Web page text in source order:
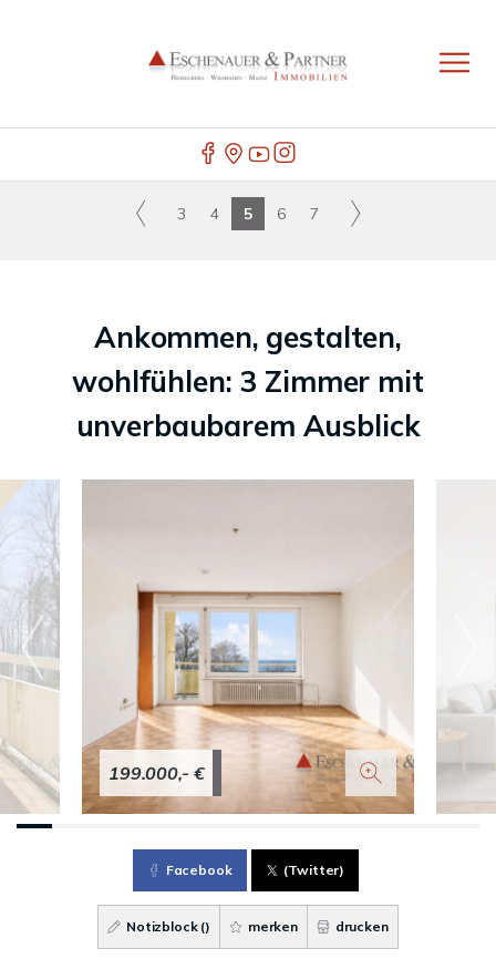
3 4 5 6 7
Ankommen, gestalten,
wohlfühlen: 3 Zimmer mit
unverbaubarem Ausblick
199.000,- €
Facebook (Twitter)
Notizblock () merken drucken